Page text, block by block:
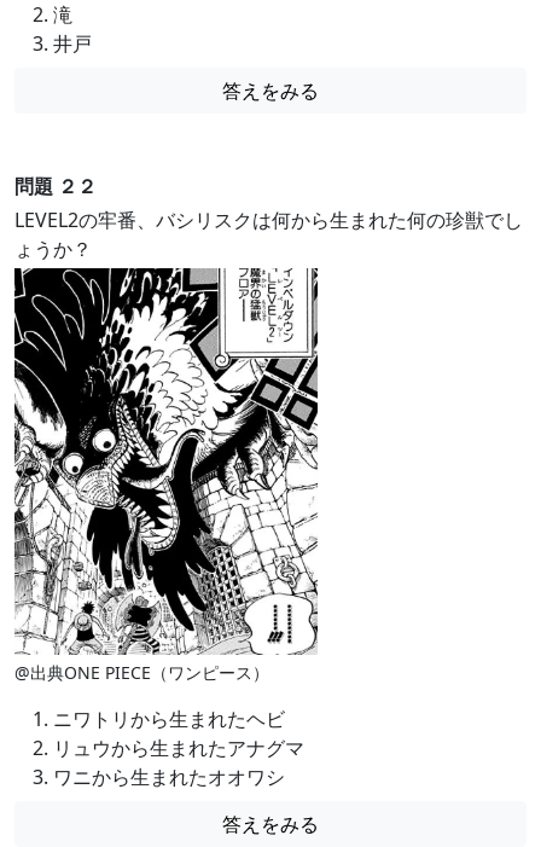
滝
井戸
答えをみる
問題 ２２
LEVEL2の牢番、バシリスクは何から生まれた何の珍獣でし
ょうか？
@出典ONE PIECE（ワンピース）
ニワトリから生まれたヘビ
リュウから生まれたアナグマ
ワニから生まれたオオワシ
答えをみる